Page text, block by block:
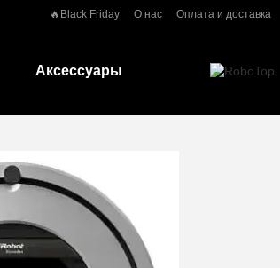
🔥Black Friday О нас Оплата и доставка
Аксессуары